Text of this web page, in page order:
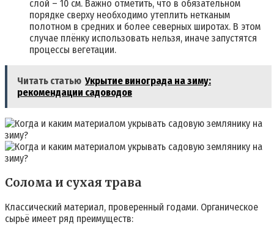
слой – 10 см. Важно отметить, что в обязательном
порядке сверху необходимо утеплить нетканым
полотном в средних и более северных широтах. В этом
случае плёнку использовать нельзя, иначе запустятся
процессы вегетации.
Читать статью Укрытие винограда на зиму:
рекомендации садоводов
Солома и сухая трава
Классический материал, проверенный годами. Органическое
сырьё имеет ряд преимуществ: